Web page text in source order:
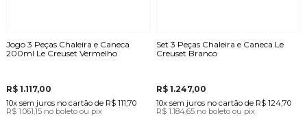
Jogo 3 Peças Chaleira e Caneca
200ml Le Creuset Vermelho
R$ 1.117,00
10x sem juros no cartãode R$ 111,70
R$ 1.061,15 no boleto ou pix
Set 3 Peças Chaleira e Caneca Le
Creuset Branco
R$ 1.247,00
10x sem juros no cartão de R$ 124,70
R$ 1.184,65 no boleto ou pix